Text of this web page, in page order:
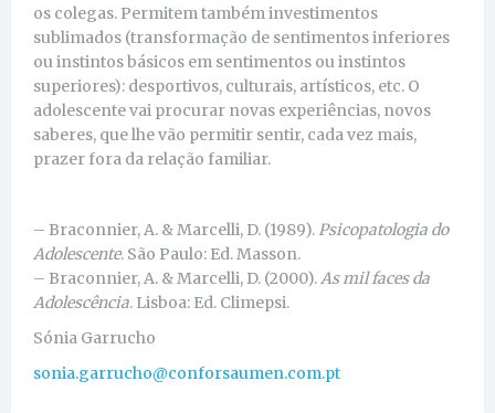
os colegas. Permitem também investimentos
sublimados (transformação de sentimentos inferiores
ou instintos básicos em sentimentos ou instintos
superiores): desportivos, culturais, artísticos, etc. O
adolescente vai procurar novas experiências, novos
saberes, que lhe vão permitir sentir, cada vez mais,
prazer fora da relação familiar.
– Braconnier, A. & Marcelli, D. (1989). Psicopatologia do
Adolescente. São Paulo: Ed. Masson.
– Braconnier, A. & Marcelli, D. (2000). As mil faces da
Adolescência. Lisboa: Ed. Climepsi.
Sónia Garrucho
sonia.garrucho@conforsaumen.com.pt